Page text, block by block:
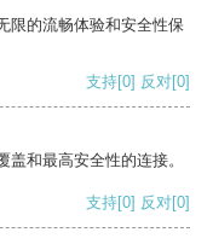
限的流畅体验和安全性保
支持[0] 反对[0]
和最高安全性的连接。
支持[0] 反对[0]